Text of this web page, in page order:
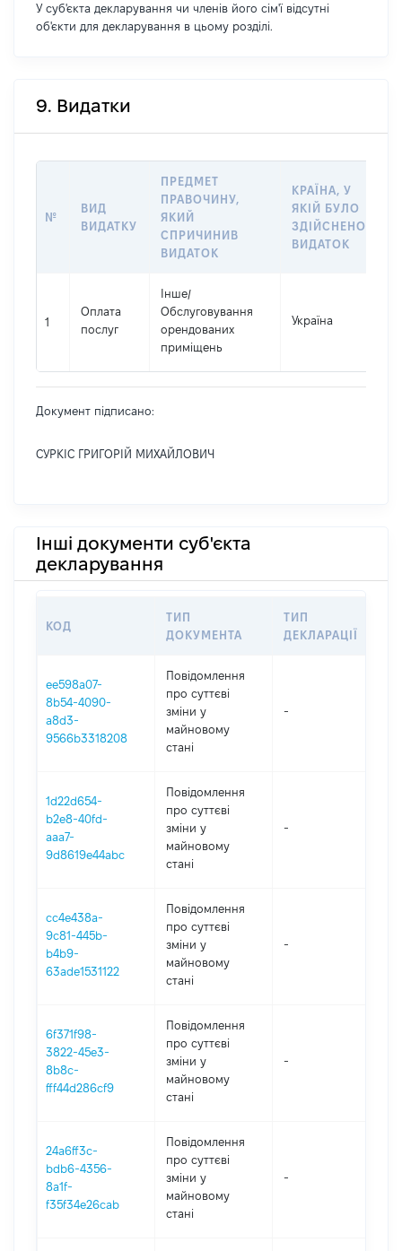
У суб'єкта декларування чи членів його сім'ї відсутні
об'єкти для декларування в цьому розділі.
9. Видатки
№
ВИД
ВИДАТКУ
ПРЕДМЕТ
ПРАВОЧИНУ,
ЯКИЙ
СПРИЧИНИВ
ВИДАТОК
КРАЇНА, У
ЯКІЙ БУЛО
ЗДІЙСНЕНО
ВИДАТОК
1
Оплата
послуг
Інше/
Обслуговування
орендованих
приміщень
Україна
Документ підписано:
СУРКІС ГРИГОРІЙ МИХАЙЛОВИЧ
Інші документи суб'єкта
декларування
КОД
ТИП
ДОКУМЕНТА
ТИП
ДЕКЛАРАЦІЇ
ee598a07-
8b54-4090-
a8d3-
9566b3318208
Повідомлення
про суттєві
зміни y
майновому
стані
-
1d22d654-
b2e8-40fd-
aaa7-
9d8619e44abc
Повідомлення
про суттєві
зміни y
майновому
стані
-
cc4e438a-
9c81-445b-
b4b9-
63ade1531122
Повідомлення
про суттєві
зміни y
майновому
стані
-
6f371f98-
3822-45e3-
8b8c-
fff44d286cf9
Повідомлення
про суттєві
зміни y
майновому
стані
-
24a6ff3c-
bdb6-4356-
8a1f-
f35f34e26cab
Повідомлення
про суттєві
зміни y
майновому
стані
-